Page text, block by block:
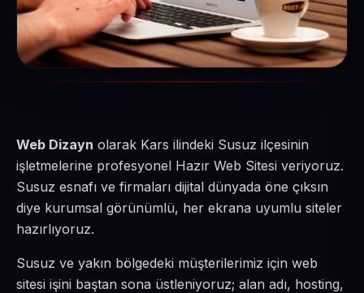
Web Dizayn olarak Kars ilindeki Susuz ilçesinin
işletmelerine profesyonel Hazır Web Sitesi veriyoruz.
Susuz esnafı ve firmaları dijital dünyada öne çıksın
diye kurumsal görünümlü, her ekrana uyumlu siteler
hazırlıyoruz.
Susuz ve yakın bölgedeki müşterilerimiz için web
sitesi işini baştan sona üstleniyoruz; alan adı, hosting,